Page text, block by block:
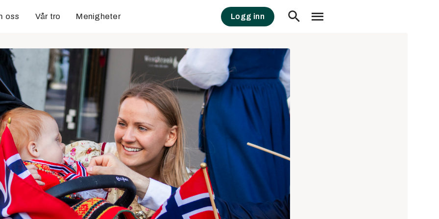
oss Vår tro Menigheter Logg inn